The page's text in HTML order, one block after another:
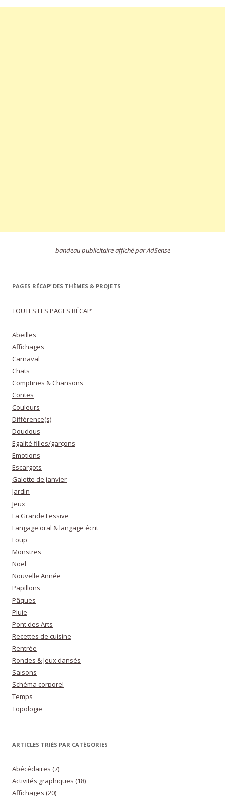
bandeau publicitaire affiché par AdSense
PAGES RÉCAP’ DES THÈMES & PROJETS
TOUTES LES PAGES RÉCAP’
Abeilles
Affichages
Carnaval
Chats
Comptines & Chansons
Contes
Couleurs
Différence(s)
Doudous
Egalité filles/garçons
Emotions
Escargots
Galette de janvier
Jardin
Jeux
La Grande Lessive
Langage oral & langage écrit
Loup
Monstres
Noël
Nouvelle Année
Papillons
Pâques
Pluie
Pont des Arts
Recettes de cuisine
Rentrée
Rondes & Jeux dansés
Saisons
Schéma corporel
Temps
Topologie
ARTICLES TRIÉS PAR CATÉGORIES
Abécédaires (7)
Activités graphiques (18)
Affichages (20)